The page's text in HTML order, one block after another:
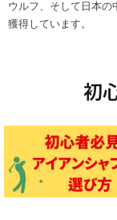
ウルフ、そして日本
獲得しています。
初